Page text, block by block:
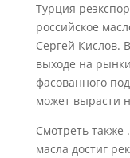
Турция
российское
Сергей Кислов.
выходе на
фасованного
может вырасти
Смотреть
масла достиг